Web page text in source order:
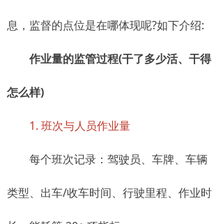
息，监督的点位是在哪体现呢?如下介绍:
作业量的监管过程(干了多少活、干得
怎么样)
1. 班次与人员作业量
每个班次记录：驾驶员、车牌、车辆
类型、出车/收车时间、行驶里程、作业时